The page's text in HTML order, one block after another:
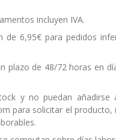
incluyen IVA.
de 6,95€ para pedidos
plazo de 48/72 horas en
y no puedan
para solicitar el